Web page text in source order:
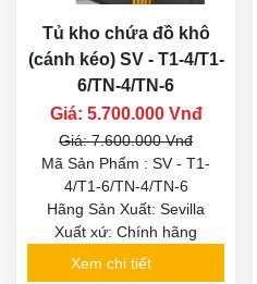
Tủ kho chứa đồ khô
(cánh kéo) SV - T1-4/T1-
6/TN-4/TN-6
Giá: 5.700.000 Vnđ
Giá: 7.600.000 Vnđ
Mã Sản Phẩm : SV - T1-
4/T1-6/TN-4/TN-6
Hãng Sản Xuất: Sevilla
Xuất xứ: Chính hãng
Xem chi tiết